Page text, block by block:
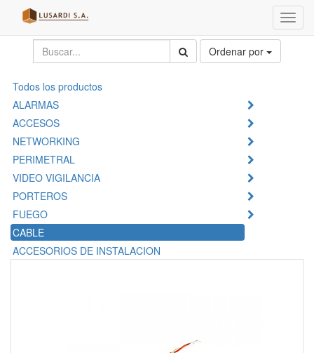
Menú
de
Ordenar por
Todos los productos
ALARMAS
ACCESOS
NETWORKING
PERIMETRAL
VIDEO VIGILANCIA
PORTEROS
FUEGO
CABLE
ACCESORIOS DE INSTALACION